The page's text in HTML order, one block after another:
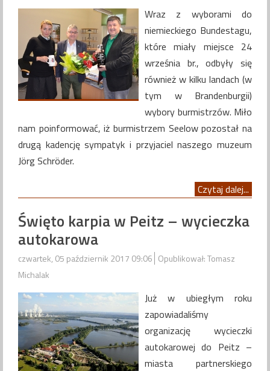
Wraz z wyborami do
niemieckiego Bundestagu,
które miały miejsce 24
września br., odbyły się
również w kilku landach (w
tym w Brandenburgii)
wybory burmistrzów. Miło
nam poinformować, iż burmistrzem Seelow pozostał na
drugą kadencję sympatyk i przyjaciel naszego muzeum
Jörg Schröder.
Czytaj dalej...
Święto karpia w Peitz – wycieczka
autokarowa
czwartek, 05 październik 2017 09:06 Opublikował: Tomasz
Michalak
Już w ubiegłym roku
zapowiadaliśmy
organizację wycieczki
autokarowej do Peitz –
miasta partnerskiego